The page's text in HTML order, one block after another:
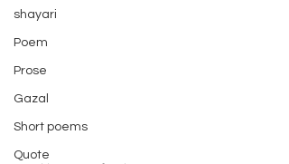
shayari
Poem
Prose
Gazal
Short poems
Quote